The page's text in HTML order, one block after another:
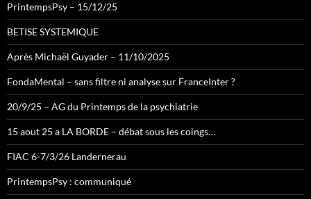
PrintempsPsy – 15/12/25
BETISE SYSTEMIQUE
Après Michaël Guyader – 11/10/2025
FondaMental – sans filtre ni analyse sur FranceInter ?
20/9/25 – AG du Printemps de la psychiatrie
15 aout 25 a LA BORDE – débat sous les coings…
FIAC 6-7/3/26 Landernerau
PrintempsPsy : communiqué